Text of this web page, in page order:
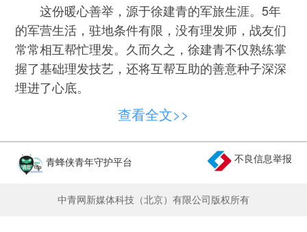
这份暖心善举，源于徐建青的军旅生涯。5年
的军营生活，驻地条件有限，没有理发师，战友们
常常相互帮忙理发。久而久之，徐建青不仅熟练掌
握了基础理发技艺，还将互帮互助的善意种子深深
埋进了心底。
2009年，徐建青入职青海油田，奔赴荒芜偏远
发现戈壁油田场站交通闭塞、生活配套不足，繁重
的生产任务让员工们无暇外出理发。徐建青看在眼
手艺，主动为同事免费理发。这一剪，就是17年。
查看全文>>
青蜂侠青年守护平台 不良信息举报
中青网新媒体科技（北京）有限公司版权所有